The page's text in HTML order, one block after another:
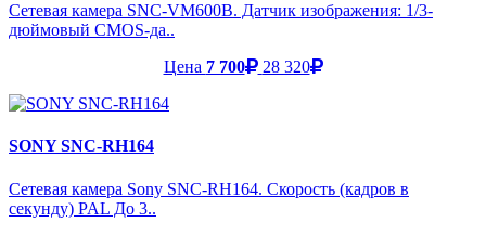
Сетевая камера SNC-VM600B. Датчик изображения: 1/3-
дюймовый CMOS-да..
Цена 7 700 28 320
SONY SNC-RH164
Сетевая камера Sony SNC-RH164. Скорость (кадров в
секунду) PAL До 3..